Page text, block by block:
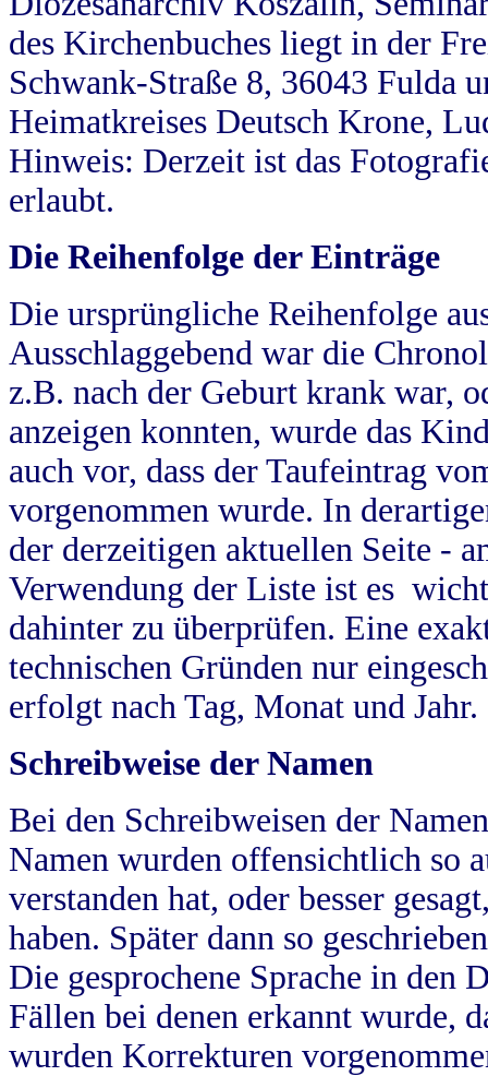
des Kirchenbuches liegt in der
Schwank-Straße 8, 36043 Fulda
Heimatkreises Deutsch Krone,
Hinweis: Derzeit ist das
erlaubt.
Die Reihenfolge der Einträge
Die ursprüngliche Reihenfolge
Ausschlaggebend war die
z.B. nach der Geburt krank war,
anzeigen konnten, wurde das
auch vor, dass der Taufeintrag
vorgenommen wurde. In
der derzeitigen aktuellen Seite -
Verwendung der Liste ist es
dahinter zu überprüfen. Eine
technischen Gründen nur
erfolgt nach Tag, Monat und Jahr.
Schreibweise der Namen
Bei den Schreibweisen der
Namen wurden offensichtlich so
verstanden hat, oder besser
haben. Später dann so
Die gesprochene Sprache in
Fällen bei denen erkannt wurde,
wurden Korrekturen